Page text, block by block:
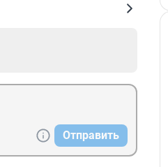
Отправить